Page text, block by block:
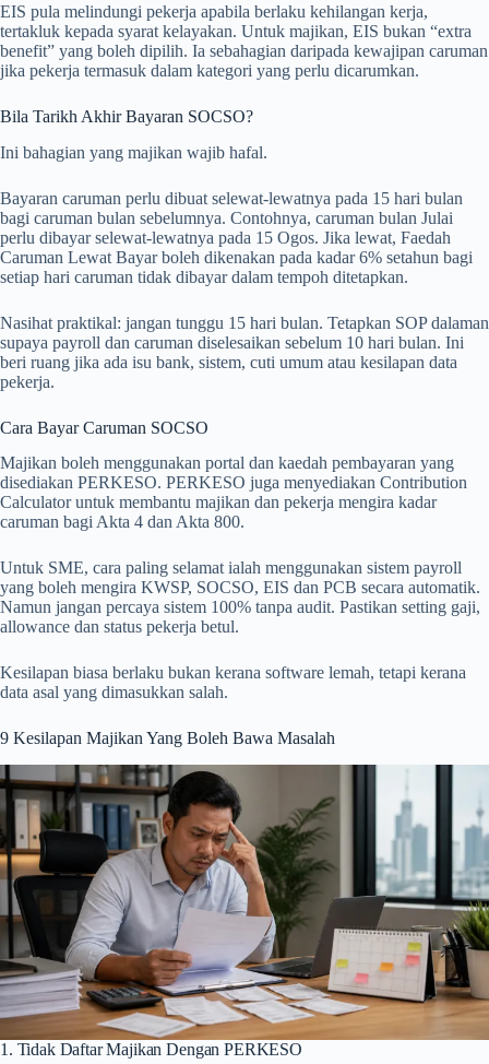
EIS pula melindungi pekerja apabila berlaku kehilangan kerja,
tertakluk kepada syarat kelayakan. Untuk majikan, EIS bukan “extra
benefit” yang boleh dipilih. Ia sebahagian daripada kewajipan caruman
jika pekerja termasuk dalam kategori yang perlu dicarumkan.
Bila Tarikh Akhir Bayaran SOCSO?
Ini bahagian yang majikan wajib hafal.
Bayaran caruman perlu dibuat selewat-lewatnya pada 15 hari bulan
bagi caruman bulan sebelumnya. Contohnya, caruman bulan Julai
perlu dibayar selewat-lewatnya pada 15 Ogos. Jika lewat, Faedah
Caruman Lewat Bayar boleh dikenakan pada kadar 6% setahun bagi
setiap hari caruman tidak dibayar dalam tempoh ditetapkan.
Nasihat praktikal: jangan tunggu 15 hari bulan. Tetapkan SOP dalaman
supaya payroll dan caruman diselesaikan sebelum 10 hari bulan. Ini
beri ruang jika ada isu bank, sistem, cuti umum atau kesilapan data
pekerja.
Cara Bayar Caruman SOCSO
Majikan boleh menggunakan portal dan kaedah pembayaran yang
disediakan PERKESO. PERKESO juga menyediakan Contribution
Calculator untuk membantu majikan dan pekerja mengira kadar
caruman bagi Akta 4 dan Akta 800.
Untuk SME, cara paling selamat ialah menggunakan sistem payroll
yang boleh mengira KWSP, SOCSO, EIS dan PCB secara automatik.
Namun jangan percaya sistem 100% tanpa audit. Pastikan setting gaji,
allowance dan status pekerja betul.
Kesilapan biasa berlaku bukan kerana software lemah, tetapi kerana
data asal yang dimasukkan salah.
9 Kesilapan Majikan Yang Boleh Bawa Masalah
1. Tidak Daftar Majikan Dengan PERKESO